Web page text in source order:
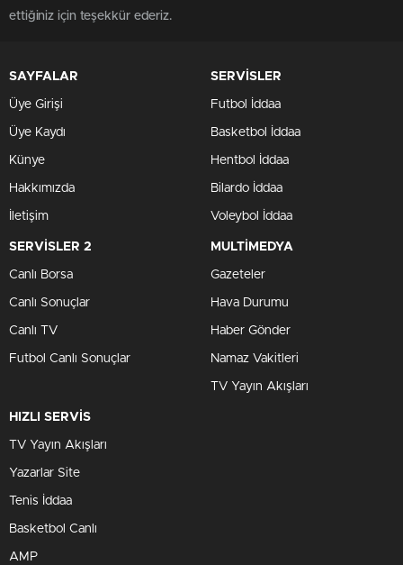
ettiğiniz için teşekkür ederiz.
SAYFALAR
Üye Girişi
Üye Kaydı
Künye
Hakkımızda
İletişim
SERVİSLER
Futbol İddaa
Basketbol İddaa
Hentbol İddaa
Bilardo İddaa
Voleybol İddaa
SERVİSLER 2
Canlı Borsa
Canlı Sonuçlar
Canlı TV
Futbol Canlı Sonuçlar
MULTİMEDYA
Gazeteler
Hava Durumu
Haber Gönder
Namaz Vakitleri
TV Yayın Akışları
HIZLI SERVİS
TV Yayın Akışları
Yazarlar Site
Tenis İddaa
Basketbol Canlı
AMP